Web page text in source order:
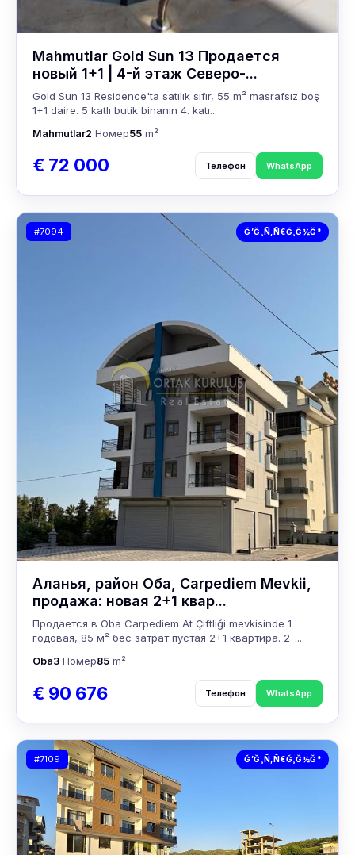
Mahmutlar Gold Sun 13 Продается
новый 1+1 | 4-й этаж Северо-...
Gold Sun 13 Residence'ta satılık sıfır, 55 m² masrafsız boş
1+1 daire. 5 katlı butik binanın 4. katı...
Mahmutlar2 Номер55 m²
€ 72 000 Телефон WhatsApp
Ğ’Ğ¸Ñ‚Ñ€Ğ¸Ğ½Ğ°
#7094
Аланья, район Оба, Carpediem Mevkii,
продажа: новая 2+1 квар...
Продается в Oba Carpediem At Çiftliği mevkisinde 1
годовая, 85 м² бес затрат пустая 2+1 квартира. 2-...
Oba3 Номер85 m²
€ 90 676 Телефон WhatsApp
Ğ’Ğ¸Ñ‚Ñ€Ğ¸Ğ½Ğ°
#7109